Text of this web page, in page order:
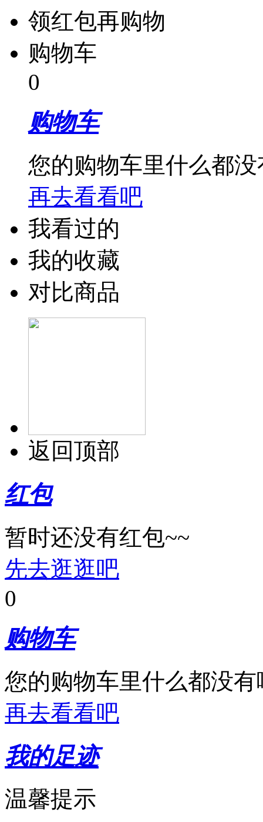
领红包再购物
购物车
0
购物车
您的购物车里什么都没
再去看看吧
我看过的
我的收藏
对比商品
返回顶部
红包
暂时还没有红包~~
先去逛逛吧
0
购物车
您的购物车里什么都没有
再去看看吧
我的足迹
温馨提示